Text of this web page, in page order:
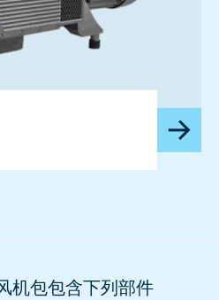
机包包含下列部件